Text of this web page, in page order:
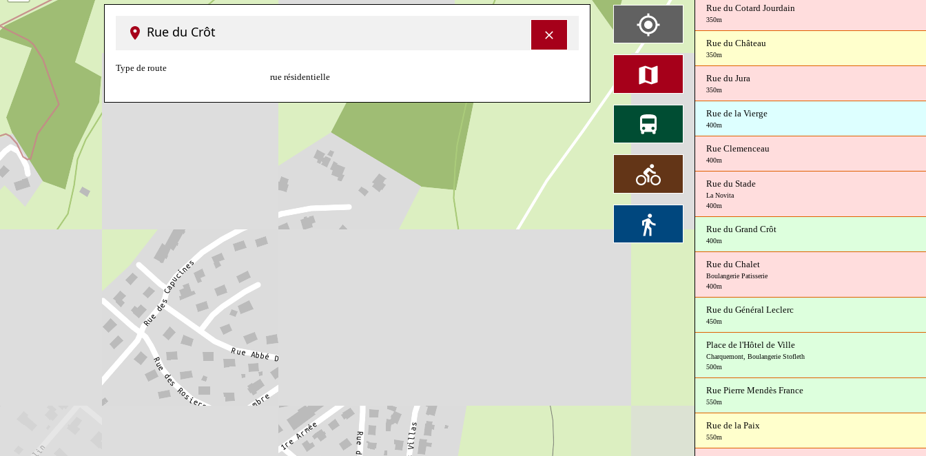
Rue du Crôt
Type de route
rue résidentielle
Rue du Cotard Jourdain
350m
Rue du Château
350m
Rue du Jura
350m
Rue de la Vierge
400m
Rue Clemenceau
400m
Rue du Stade
La Novita
400m
Rue du Grand Crôt
400m
Rue du Chalet
Boulangerie Patisserie
400m
Rue du Général Leclerc
450m
Place de l'Hôtel de Ville
Charquemont, Boulangerie Stofleth
500m
Rue Pierre Mendès France
550m
Rue de la Paix
550m